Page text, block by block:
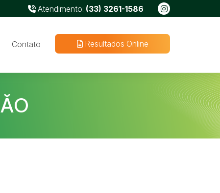
Atendimento: (33) 3261-1586
Contato Resultados Online